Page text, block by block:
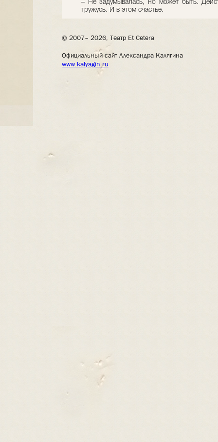
– Не задумывалась, но может быть.
тружусь. И в этом счастье.
© 2007– 2026, Театр Et Cetera
Официальный сайт Александра Калягина
www.kalyagin.ru